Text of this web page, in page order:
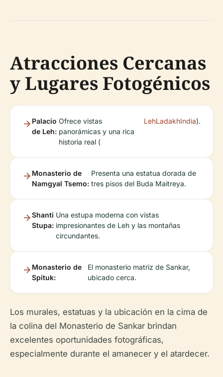
Atracciones Cercanas
y Lugares Fotogénicos
Palacio
de Leh:
Ofrece vistas
panorámicas y una rica
historia real (
LehLadakhIndia).
Monasterio de
Namgyal Tsemo:
Presenta una estatua dorada de
tres pisos del Buda Maitreya.
Shanti
Stupa:
Una estupa moderna con vistas
impresionantes de Leh y las montañas
circundantes.
Monasterio de
Spituk:
El monasterio matriz de Sankar,
ubicado cerca.
Los murales, estatuas y la ubicación en la cima de
la colina del Monasterio de Sankar brindan
excelentes oportunidades fotográficas,
especialmente durante el amanecer y el atardecer.